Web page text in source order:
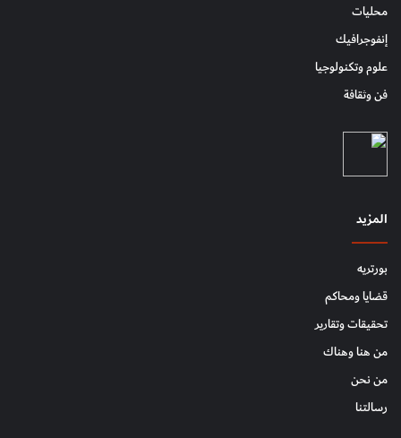
محليات
إنفوجرافيك
علوم وتكنولوجيا
فن وثقافة
المزيد
بورتريه
قضايا ومحاكم
تحقيقات وتقارير
من هنا وهناك
من نحن
رسالتنا